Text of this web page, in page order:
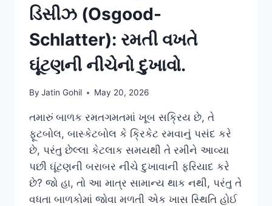
ડિસીઝ (Osgood-
Schlatter): રમતી વખતે
ઘૂંટણની નીચેનો દુખાવો.
By Jatin Gohil May 20, 2026
તમારું બાળક રમતગમતમાં ખૂબ સક્રિય છે, તે
ફૂટબોલ, બાસ્કેટબોલ કે ક્રિકેટ રમવાનું પસંદ કરે
છે, પરંતુ છેલ્લા કેટલાક સમયથી તે રમીને આવ્યા
પછી ઘૂંટણની બરાબર નીચે દુખાવાની ફરિયાદ કરે
છે? જો હા, તો આ માત્ર સામાન્ય થાક નથી, પરંતુ તે
વધતા બાળકોમાં જોવા મળતી એક ખાસ સ્થિતિ હોઈ